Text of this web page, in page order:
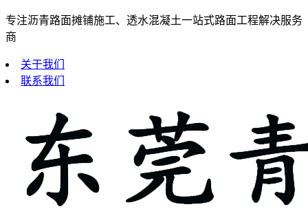
专注沥青路面摊铺施工、透水混凝土一站式路面工程解决服务
商
关于我们
联系我们